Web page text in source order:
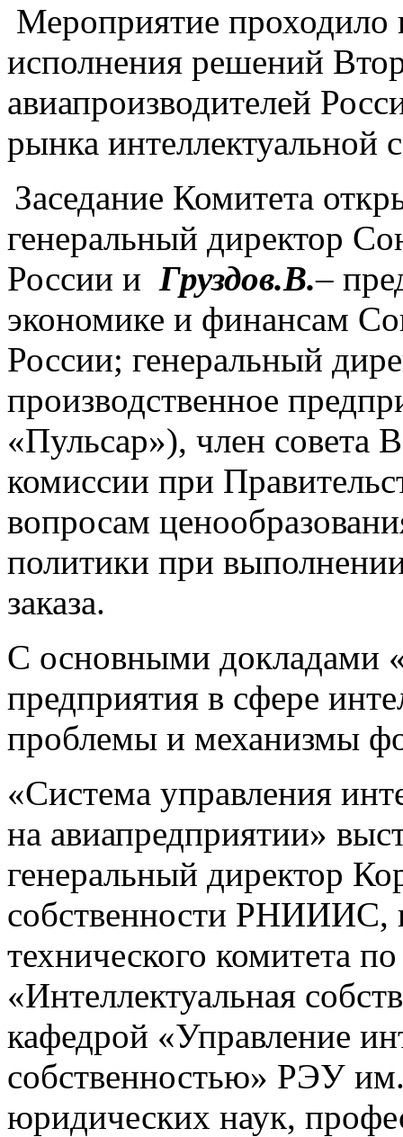
Мероприятие проходило
исполнения решений
авиапроизводителей
рынка интеллектуальной
Заседание Комитета
генеральный директор
России и Груздов.В.–
экономике и финансам
России; генеральный
производственное
«Пульсар»), член
комиссии при
вопросам
политики при
заказа.
С основными докладами
предприятия в сфере
проблемы и механизмы
«Система управления
на авиапредприятии»
генеральный директор
собственности РНИИИС,
технического комитета
«Интеллектуальная
кафедрой «Управление
собственностью» РЭУ
юридических наук,